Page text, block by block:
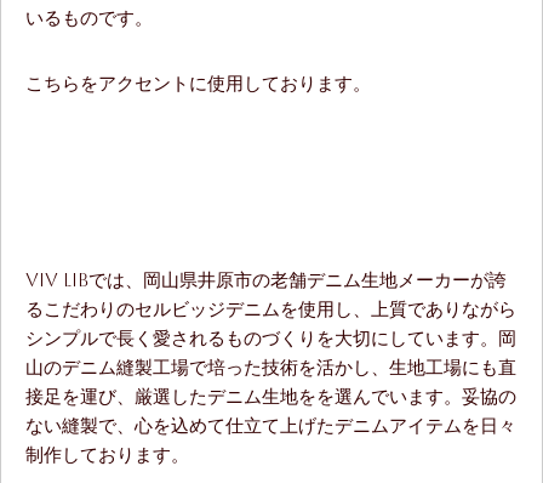
いるものです。
こちらをアクセントに使用しております。
ViV LiBでは、岡山県井原市の老舗デニム生地メーカーが誇
るこだわりのセルビッジデニムを使用し、上質でありながら
シンプルで長く愛されるものづくりを大切にしています。岡
山のデニム縫製工場で培った技術を活かし、生地工場にも直
接足を運び、厳選したデニム生地をを選んでいます。妥協の
ない縫製で、心を込めて仕立て上げたデニムアイテムを日々
制作しております。